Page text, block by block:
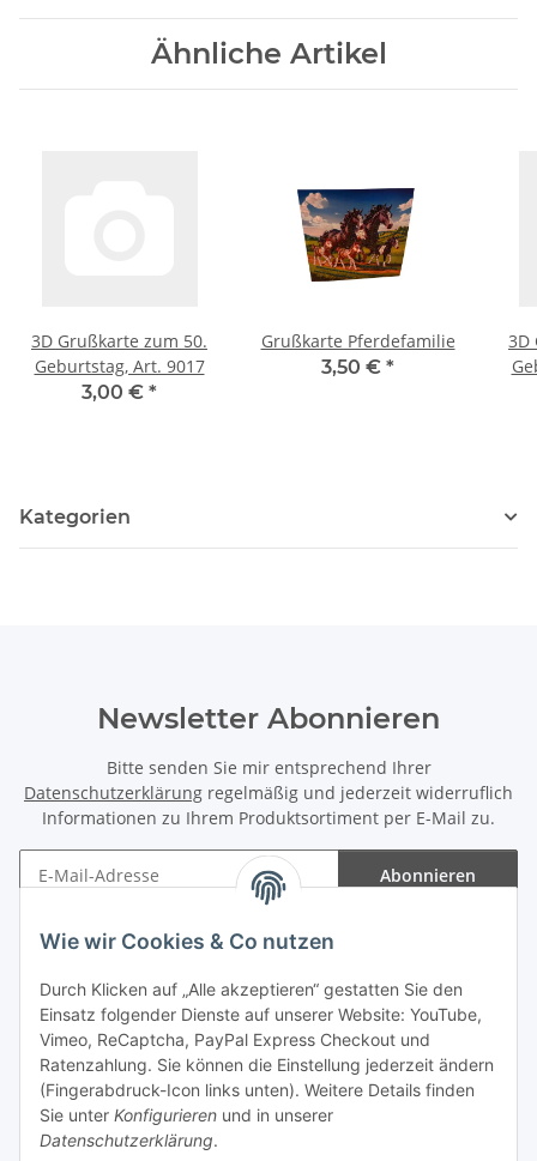
Wie wir Cookies & Co nutzen
Durch Klicken auf „Alle akzeptieren“ gestatten Sie den
Einsatz folgender Dienste auf unserer Website: YouTube,
Vimeo, ReCaptcha, PayPal Express Checkout und
Ratenzahlung. Sie können die Einstellung jederzeit ändern
(Fingerabdruck-Icon links unten). Weitere Details finden
Sie unter Konfigurieren und in unserer
Datenschutzerklärung.
Ähnliche Artikel
3D Grußkarte zum 50.
Geburtstag, Art. 9017
3,00 € *
Grußkarte Pferdefamilie
3,50 € *
3D
Kategorien
Newsletter Abonnieren
Bitte senden Sie mir entsprechend Ihrer
Datenschutzerklärung regelmäßig und jederzeit widerruflich
Informationen zu Ihrem Produktsortiment per E-Mail zu.
Abonnieren
Gesetzliche Informationen
Vertrag widerrufen